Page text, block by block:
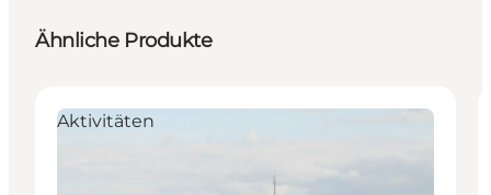
Ähnliche Produkte
Aktivitäten